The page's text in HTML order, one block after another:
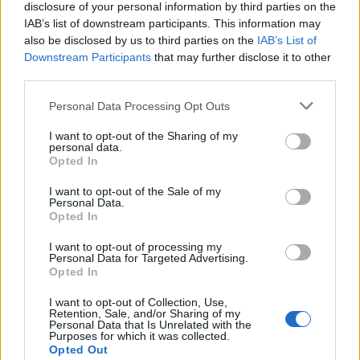
disclosure of your personal information by third parties on the
IAB’s list of downstream participants. This information may
also be disclosed by us to third parties on the IAB’s List of
Downstream Participants that may further disclose it to other
Personal Data Processing Opt Outs
I want to opt-out of the Sharing of my
personal data.
Opted In
I want to opt-out of the Sale of my
Personal Data.
Opted In
I want to opt-out of processing my
Personal Data for Targeted Advertising.
Opted In
I want to opt-out of Collection, Use,
Retention, Sale, and/or Sharing of my
Personal Data that Is Unrelated with the
Purposes for which it was collected.
Opted Out
Sestrières
Col de la
Madeleine
1993 m Vanoise
Col du Joly 1989 m Beaufortain
Cormet de
Roselend
1968 m Beaufortain
Signal de
Col du Glandon
Arves et
Rousses
Mont Ventoux
1909 m
Provence
Col de
Montgenevre
1850 m Cerces
Signal de Lure 1826 m Provence